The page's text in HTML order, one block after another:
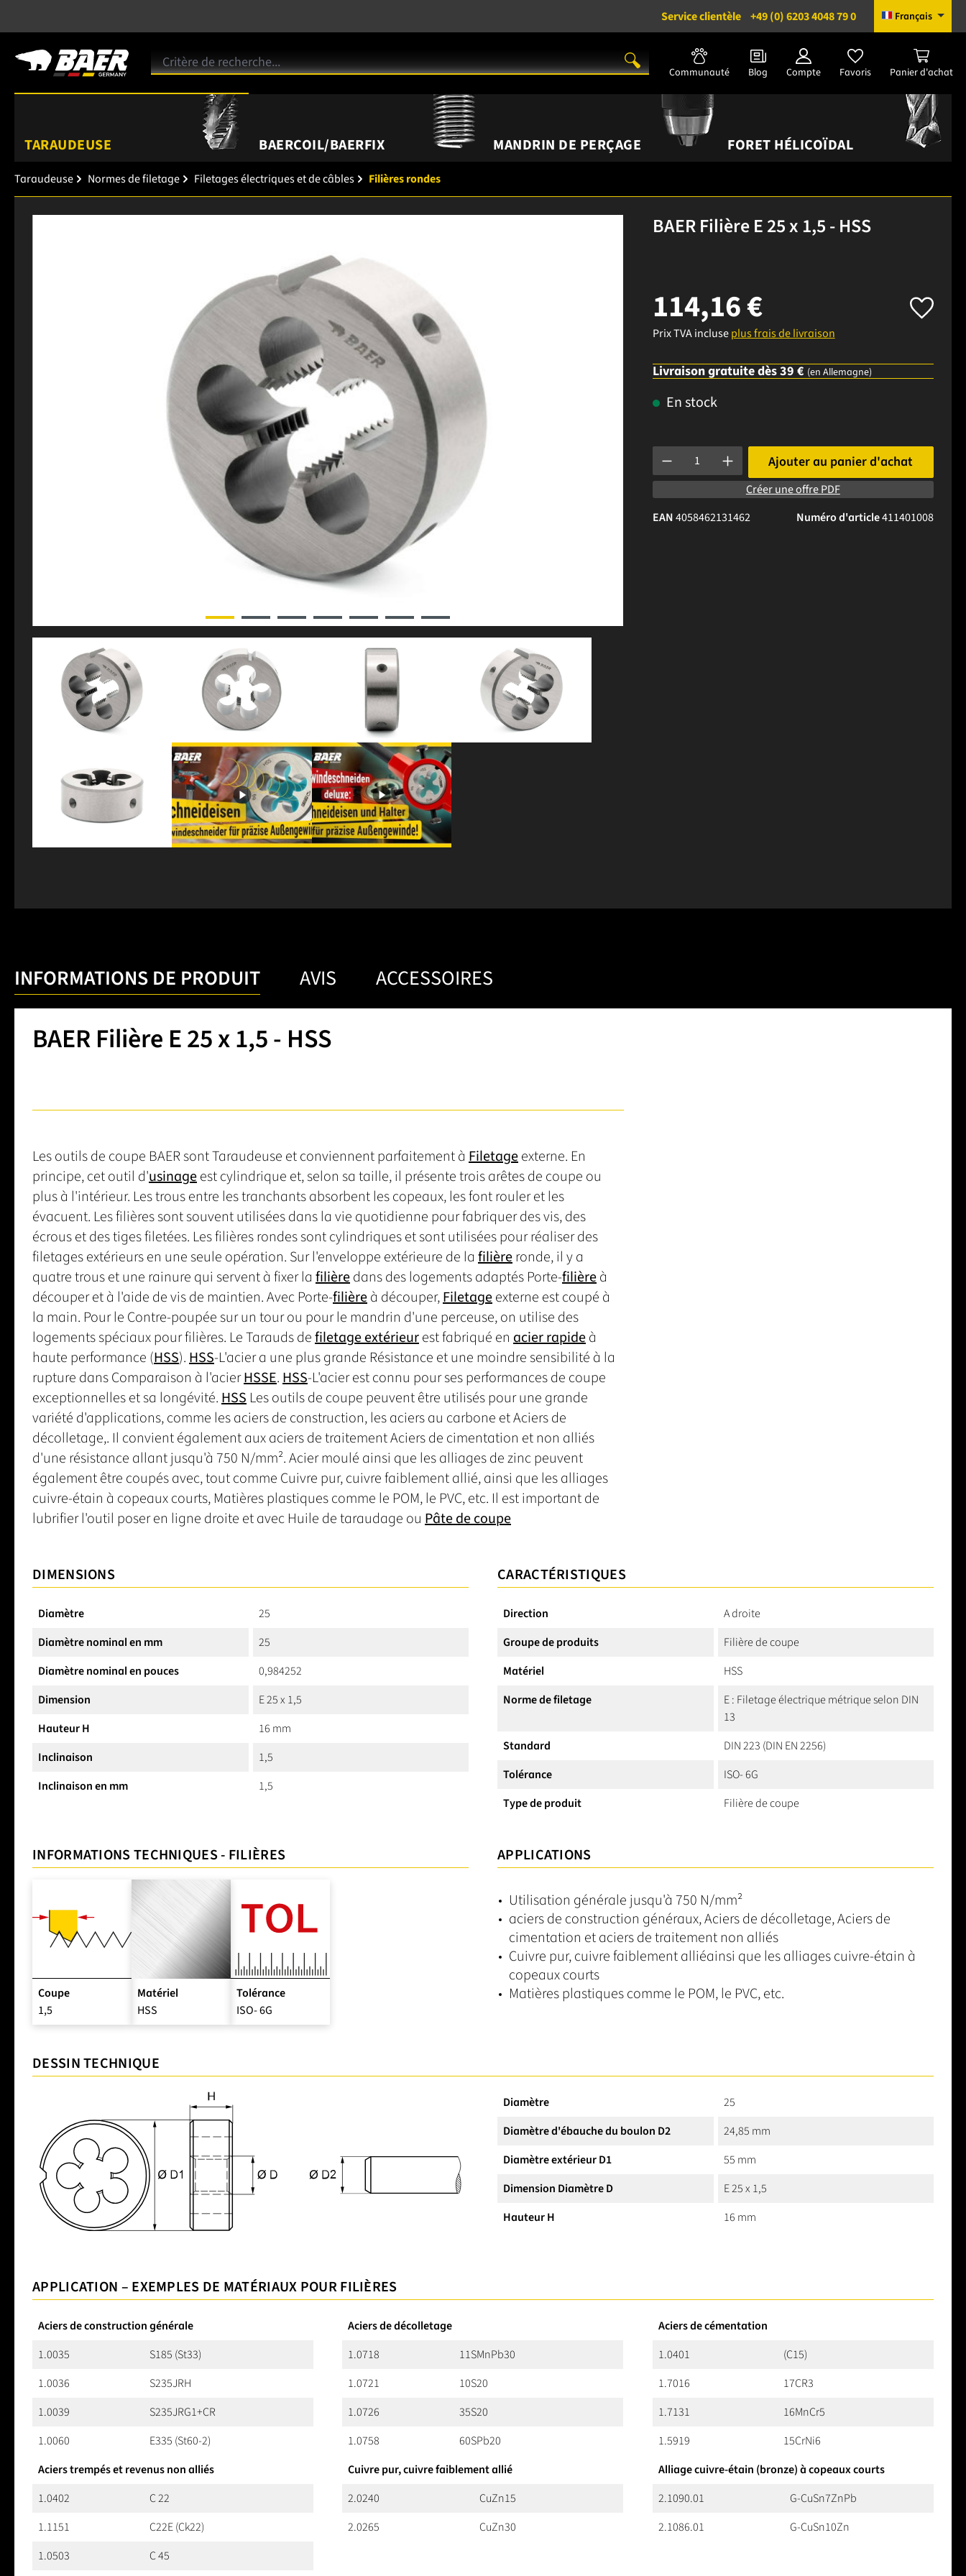
Service clientèle +49 (0) 6203 4048 79 0 Français
Communauté Blog Compte Favoris Panier d'achat
TARAUDEUSE BAERCOIL/BAERFIX MANDRIN DE PERÇAGE FORET HÉLICOÏDAL
Taraudeuse Normes de filetage Filetages électriques et de câbles Filières rondes
BAER Filière E 25 x 1,5 - HSS
114,16 €
Prix TVA incluseplus frais de livraison
Livraison gratuite dès 39 € (en Allemagne)
En stock
Quantité de produit : Entrez la quantité souhaitée ou utilisez
Ajouter au panier d'achat
Créer une offre PDF
Numéro d'article411401008
EAN4058462131462
INFORMATIONS DE PRODUIT AVIS ACCESSOIRES
BAER Filière E 25 x 1,5 - HSS
Les outils de coupe BAER sont Taraudeuse et conviennent parfaitement à Filetageexterne. En
principe, cet outil d'usinageest cylindrique et, selon sa taille, il présente trois arêtes de coupe ou
plus à l'intérieur. Les trous entre les tranchants absorbent les copeaux, les font rouler et les
évacuent. Les filières sont souvent utilisées dans la vie quotidienne pour fabriquer des vis, des
écrous et des tiges filetées. Les filières rondes sont cylindriques et sont utilisées pour réaliser des
filetages extérieurs en une seule opération. Sur l'enveloppe extérieure de la filièreronde, il y a
quatre trous et une rainure qui servent à fixer la filièredans des logements adaptés Porte-filièreà
découper et à l'aide de vis de maintien. Avec Porte-filièreà découper,Filetageexterne est coupé à
la main. Pour le Contre-poupée sur un tour ou pour le mandrin d'une perceuse, on utilise des
logements spéciaux pour filières. Le Tarauds defiletage extérieurest fabriqué en acier rapideà
haute performance (HSS).HSS-L'acier a une plus grande Résistance et une moindre sensibilité à la
rupture dans Comparaison à l'acierHSSE.HSS-L'acier est connu pour ses performances de coupe
exceptionnelles et sa longévité.HSS Les outils de coupe peuvent être utilisés pour une grande
variété d'applications, comme les aciers de construction, les aciers au carbone et Aciers de
décolletage,. Il convient également aux aciers de traitement Aciers de cimentation et non alliés
d'une résistance allant jusqu'à 750 N/mm². Acier moulé ainsi que les alliages de zinc peuvent
également être coupés avec, tout comme Cuivre pur, cuivre faiblement allié, ainsi que les alliages
cuivre-étain à copeaux courts, Matières plastiques comme le POM, le PVC, etc. Il est important de
lubrifier l'outil poser en ligne droite et avec Huile de taraudage ou Pâte de coupe
DIMENSIONS
Diamètre
25
Diamètre nominal en mm
25
Diamètre nominal en pouces
0,984252
Dimension
E 25 x 1,5
Hauteur H
16 mm
Inclinaison
1,5
Inclinaison en mm
1,5
CARACTÉRISTIQUES
Direction
A droite
Groupe de produits
Filière de coupe
Matériel
HSS
Norme de filetage
E : Filetage électrique métrique selon DIN
13
Standard
DIN 223 (DIN EN 2256)
Tolérance
ISO- 6G
Type de produit
Filière de coupe
INFORMATIONS TECHNIQUES - FILIÈRES
Coupe
1,5
Matériel
HSS
Tolérance
ISO- 6G
APPLICATIONS
Utilisation générale jusqu'à 750 N/mm²
aciers de construction généraux, Aciers de décolletage, Aciers de
cimentation et aciers de traitement non alliés
Cuivre pur, cuivre faiblement alliéainsi que les alliages cuivre-étain à
copeaux courts
Matières plastiques comme le POM, le PVC, etc.
DESSIN TECHNIQUE
Diamètre
25
Diamètre d'ébauche du boulon D2
24,85 mm
Diamètre extérieur D1
55 mm
Dimension Diamètre D
E 25 x 1,5
Hauteur H
16 mm
APPLICATION – EXEMPLES DE MATÉRIAUX POUR FILIÈRES
Aciers de construction générale
1.0035
S185 (St33)
1.0036
S235JRH
1.0039
S235JRG1+CR
1.0060
E335 (St60-2)
Aciers de décolletage
1.0718
11SMnPb30
1.0721
10S20
1.0726
35S20
1.0758
60SPb20
Aciers de cémentation
1.0401
(C15)
1.7016
17CR3
1.7131
16MnCr5
1.5919
15CrNi6
Aciers trempés et revenus non alliés
1.0402
C 22
1.1151
C22E (Ck22)
1.0503
C 45
Cuivre pur, cuivre faiblement allié
2.0240
CuZn15
2.0265
CuZn30
Alliage cuivre-étain (bronze) à copeaux courts
2.1090.01
G-CuSn7ZnPb
2.1086.01
G-CuSn10Zn